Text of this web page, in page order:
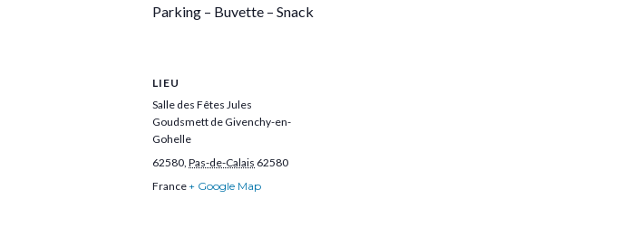
Parking – Buvette – Snack
LIEU
Salle des Fêtes Jules
Goudsmett de Givenchy-en-
Gohelle
62580, Pas-de-Calais 62580
France+ Google Map